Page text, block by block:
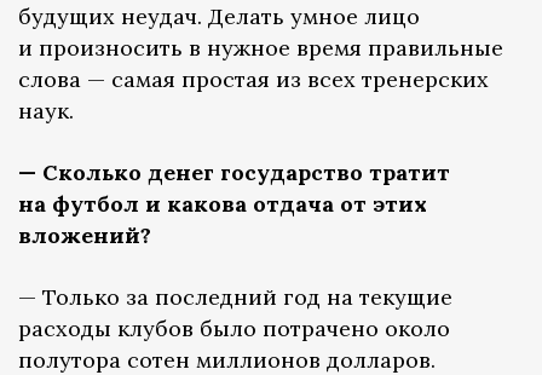
будущих неудач. Делать умное лицо
и произносить в нужное время правильные
слова — самая простая из всех тренерских
наук.
— Сколько денег государство тратит
на футбол и какова отдача от этих
вложений?
— Только за последний год на текущие
расходы клубов было потрачено около
полутора сотен миллионов долларов.